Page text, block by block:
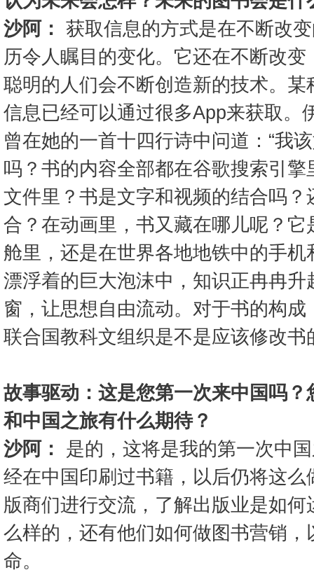
沙阿： 获取信息的方式是在不断改
历令人瞩目的变化。它还在不断改
聪明的人们会不断创造新的技术。
信息已经可以通过很多App来获取。
曾在她的一首十四行诗中问道：“我
吗？书的内容全部都在谷歌搜索引
文件里？书是文字和视频的结合吗
合？在动画里，书又藏在哪儿呢？
舱里，还是在世界各地地铁中的手
漂浮着的巨大泡沫中，知识正冉冉
窗，让思想自由流动。对于书的构
联合国教科文组织是不是应该修改书
故事驱动：这是您第一次来中国吗
和中国之旅有什么期待？
沙阿：
是的，这将是我的第一次中
经在中国印刷过书籍，以后仍将这
版商们进行交流，了解出版业是如
么样的，还有他们如何做图书营销
命。